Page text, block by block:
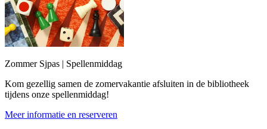
Zommer Sjpas | Spellenmiddag
Kom gezellig samen de zomervakantie afsluiten in de bibliotheek
tijdens onze spellenmiddag!
Meer informatie en reserveren